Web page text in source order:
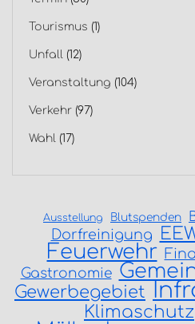
Tourismus (1)
Unfall (12)
Veranstaltung (104)
Verkehr (97)
Wahl (17)
Ausstellung Blutspenden
Dorfreinigung
Feuerwehr
Gastronomie
Gewerbegebiet
Klimaschutz